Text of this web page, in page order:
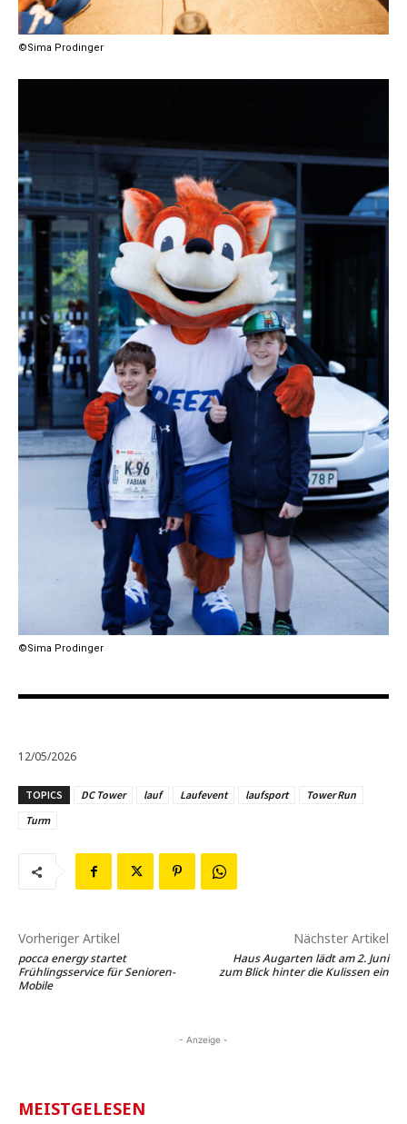
©Sima Prodinger
©Sima Prodinger
12/05/2026
TOPICS DC Tower lauf Laufevent laufsport
Tower Run
Turm
Vorheriger Artikel
pocca energy startet
Frühlingsservice für Senioren-
Mobile
Nächster Artikel
Haus Augarten lädt am 2. Juni
zum Blick hinter die Kulissen ein
- Anzeige -
MEISTGELESEN